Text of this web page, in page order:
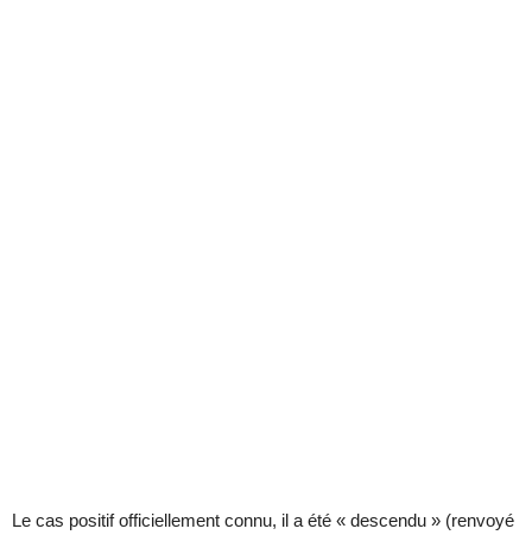
Le cas positif officiellement connu, il a été « descendu » (renvoyé